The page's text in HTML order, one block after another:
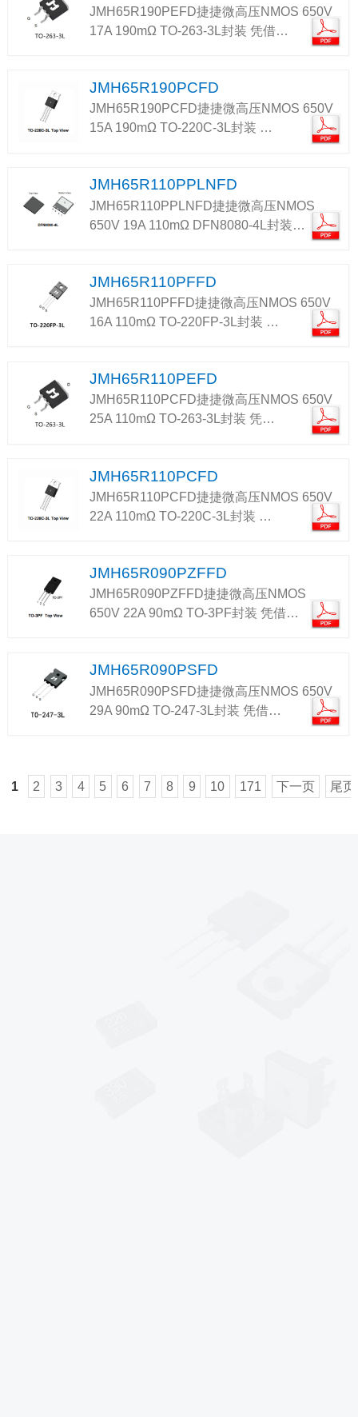
JMH65R190PEFD捷捷微高压NMOS 650V
17A 190mΩ TO-263-3L封装 凭借…
JMH65R190PCFD
JMH65R190PCFD捷捷微高压NMOS 650V
15A 190mΩ TO-220C-3L封装 …
JMH65R110PPLNFD
JMH65R110PPLNFD捷捷微高压NMOS
650V 19A 110mΩ DFN8080-4L封装…
JMH65R110PFFD
JMH65R110PFFD捷捷微高压NMOS 650V
16A 110mΩ TO-220FP-3L封装 …
JMH65R110PEFD
JMH65R110PCFD捷捷微高压NMOS 650V
25A 110mΩ TO-263-3L封装 凭…
JMH65R110PCFD
JMH65R110PCFD捷捷微高压NMOS 650V
22A 110mΩ TO-220C-3L封装 …
JMH65R090PZFFD
JMH65R090PZFFD捷捷微高压NMOS
650V 22A 90mΩ TO-3PF封装 凭借…
JMH65R090PSFD
JMH65R090PSFD捷捷微高压NMOS 650V
29A 90mΩ TO-247-3L封装 凭借…
1 2 3 4 5 6 7 8 9 10 171 下一页 尾页